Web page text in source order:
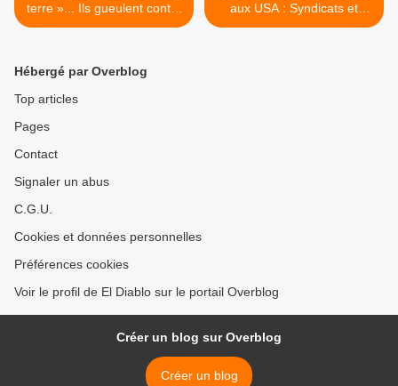
terre »... Ils gueulent contre
quoi les toubibs ?
aux USA : Syndicats et
compagnies pétrolières ont
Hébergé par Overblog
Top articles
Pages
Contact
Signaler un abus
C.G.U.
Cookies et données personnelles
Préférences cookies
Voir le profil de El Diablo sur le portail Overblog
Créer un blog sur Overblog
Créer un blog